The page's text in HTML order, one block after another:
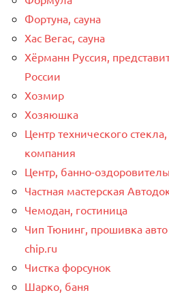
Фортуна, сауна
Хас Вегас, сауна
Хёрманн Руссия,
России
Хозмир
Хозяюшка
Центр технического
компания
Центр, банно-
Частная мастерская
Чемодан, гостиница
Чип Тюнинг, прошивка
chip.ru
Чистка форсунок
Шарко, баня